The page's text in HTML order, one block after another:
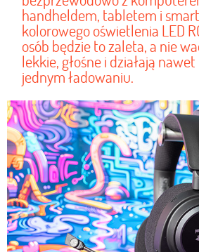
handheldem, tabletem i
kolorowego oświetlenia LED
osób będzie to zaleta, a nie
lekkie, głośne i działają
jednym ładowaniu.